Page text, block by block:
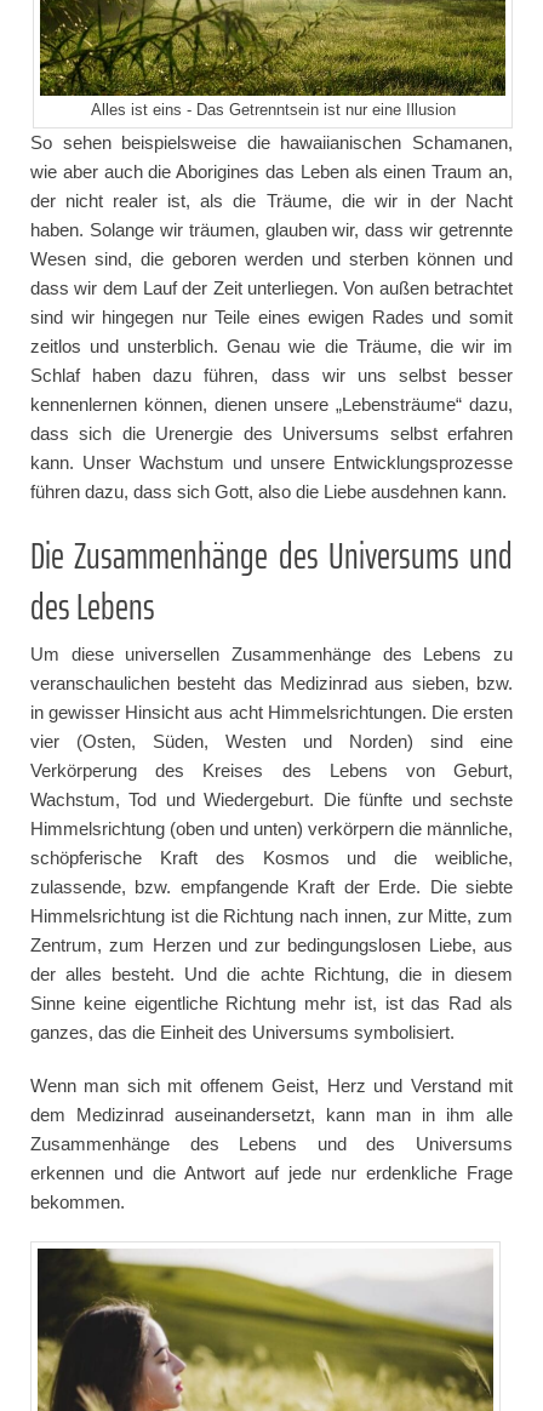
Alles ist eins - Das Getrenntsein ist nur eine Illusion
So sehen beispielsweise die hawaiianischen Schamanen,
wie aber auch die Aborigines das Leben als einen Traum an,
der nicht realer ist, als die Träume, die wir in der Nacht
haben. Solange wir träumen, glauben wir, dass wir getrennte
Wesen sind, die geboren werden und sterben können und
dass wir dem Lauf der Zeit unterliegen. Von außen betrachtet
sind wir hingegen nur Teile eines ewigen Rades und somit
zeitlos und unsterblich. Genau wie die Träume, die wir im
Schlaf haben dazu führen, dass wir uns selbst besser
kennenlernen können, dienen unsere „Lebensträume“ dazu,
dass sich die Urenergie des Universums selbst erfahren
kann. Unser Wachstum und unsere Entwicklungsprozesse
führen dazu, dass sich Gott, also die Liebe ausdehnen kann.
Die Zusammenhänge des Universums und
des Lebens
Um diese universellen Zusammenhänge des Lebens zu
veranschaulichen besteht das Medizinrad aus sieben, bzw.
in gewisser Hinsicht aus acht Himmelsrichtungen. Die ersten
vier (Osten, Süden, Westen und Norden) sind eine
Verkörperung des Kreises des Lebens von Geburt,
Wachstum, Tod und Wiedergeburt. Die fünfte und sechste
Himmelsrichtung (oben und unten) verkörpern die männliche,
schöpferische Kraft des Kosmos und die weibliche,
zulassende, bzw. empfangende Kraft der Erde. Die siebte
Himmelsrichtung ist die Richtung nach innen, zur Mitte, zum
Zentrum, zum Herzen und zur bedingungslosen Liebe, aus
der alles besteht. Und die achte Richtung, die in diesem
Sinne keine eigentliche Richtung mehr ist, ist das Rad als
ganzes, das die Einheit des Universums symbolisiert.
Wenn man sich mit offenem Geist, Herz und Verstand mit
dem Medizinrad auseinandersetzt, kann man in ihm alle
Zusammenhänge des Lebens und des Universums
erkennen und die Antwort auf jede nur erdenkliche Frage
bekommen.